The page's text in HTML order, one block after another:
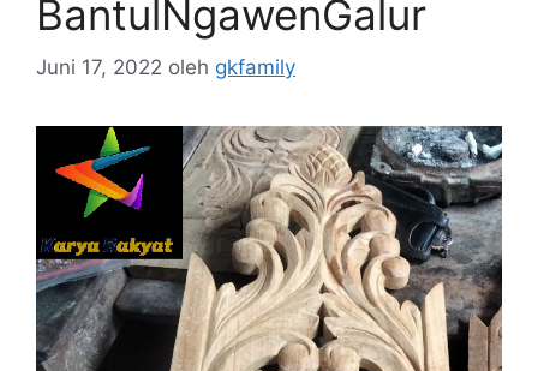
BantulNgawenGalur
Juni 17, 2022 oleh gkfamily